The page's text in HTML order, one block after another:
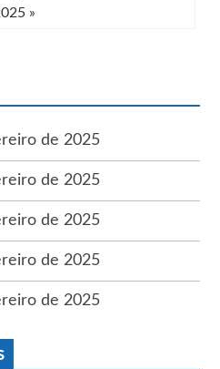
»
de 2025
de 2025
de 2025
de 2025
de 2025